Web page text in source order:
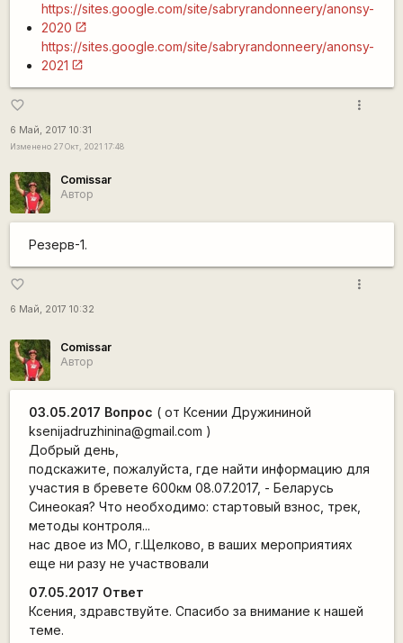
https://sites.google.com/site/sabryrandonneery/anonsy-
2020
https://sites.google.com/site/sabryrandonneery/anonsy-
2021
favorite_border
6 Май, 2017 10:31
Изменено 27 Окт, 2021 17:48
more_vert
Comissar
Автор
Резерв-1.
favorite_border
6 Май, 2017 10:32
more_vert
Comissar
Автор
03.05.2017 Вопрос ( от Ксении Дружининой
ksenijadruzhinina@gmail.com )
Добрый день,
подскажите, пожалуйста, где найти информацию для
участия в бревете 600км 08.07.2017, - Беларусь
Синеокая? Что необходимо: стартовый взнос, трек,
методы контроля...
нас двое из МО, г.Щелково, в ваших мероприятиях
еще ни разу не участвовали
07.05.2017 Ответ
Ксения, здравствуйте. Спасибо за внимание к нашей
теме.